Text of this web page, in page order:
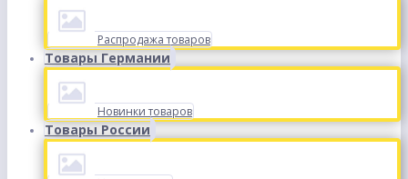
Распродажа товаров
Товары Германии
Новинки товаров
Товары России